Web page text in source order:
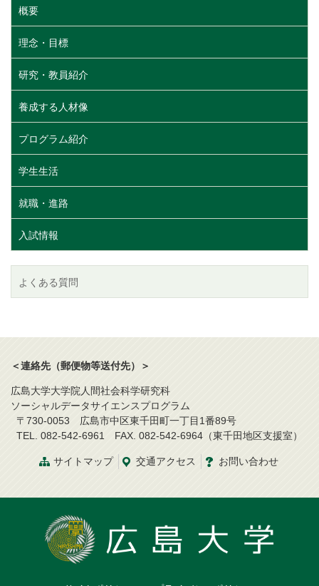
概要
理念・目標
研究・教員紹介
養成する人材像
プログラム紹介
学生生活
就職・進路
入試情報
よくある質問
＜連絡先（郵便物等送付先）＞
広島大学大学院人間社会科学研究科
ソーシャルデータサイエンスプログラム
〒730-0053 広島市中区東千田町一丁目1番89号
TEL. 082-542-6961 FAX. 082-542-6964（東千田地区支援室）
サイトマップ 交通アクセス お問い合わせ